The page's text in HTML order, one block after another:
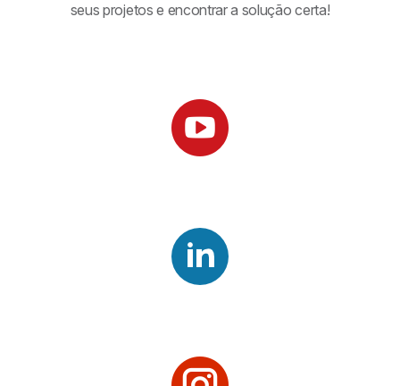
seus projetos e encontrar a solução certa!